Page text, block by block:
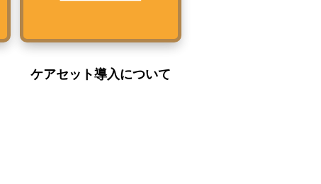
ケアセット導入について